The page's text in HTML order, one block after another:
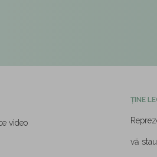
video
ȚINE
vă